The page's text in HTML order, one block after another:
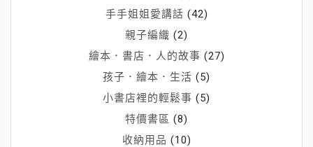
手手姐姐愛講話 (42)
親子編織 (2)
繪本．書店．人的故事 (27)
孩子．繪本．生活 (5)
小書店裡的輕鬆事 (5)
特價書區 (8)
收納用品 (10)